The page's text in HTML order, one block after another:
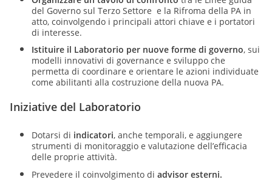
del Governo sul Terzo Settore e la Rifroma della PA in
atto, coinvolgendo i principali attori chiave e i portatori
di interesse.
Istituire il Laboratorio per nuove forme di governo, sui
modelli innovativi di governance e sviluppo che
permetta di coordinare e orientare le azioni individuate
come abilitanti alla costruzione della nuova PA.
Iniziative del Laboratorio
Dotarsi di indicatori, anche temporali, e aggiungere
strumenti di monitoraggio e valutazione dell’efficacia
delle proprie attività.
Prevedere il coinvolgimento di advisor esterni.